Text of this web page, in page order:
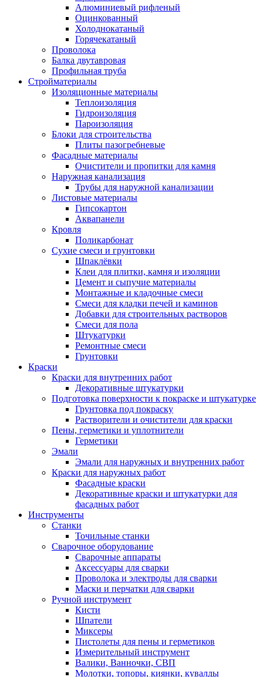
Алюминиевый рифленый
Оцинкованный
Холоднокатаный
Горячекатаный
Проволока
Балка двутавровая
Профильная труба
Стройматериалы
Изоляционные материалы
Теплоизоляция
Гидроизоляция
Пароизоляция
Блоки для строительства
Плиты пазогребневые
Фасадные материалы
Очистители и пропитки для камня
Наружная канализация
Трубы для наружной канализации
Листовые материалы
Гипсокартон
Аквапанели
Кровля
Поликарбонат
Сухие смеси и грунтовки
Шпаклёвки
Клеи для плитки, камня и изоляции
Цемент и сыпучие материалы
Монтажные и кладочные смеси
Смеси для кладки печей и каминов
Добавки для строительных растворов
Смеси для пола
Штукатурки
Ремонтные смеси
Грунтовки
Краски
Краски для внутренних работ
Декоративные штукатурки
Подготовка поверхности к покраске и штукатурке
Грунтовка под покраску
Растворители и очистители для краски
Пены, герметики и уплотнители
Герметики
Эмали
Эмали для наружных и внутренних работ
Краски для наружных работ
Фасадные краски
Декоративные краски и штукатурки для
фасадных работ
Инструменты
Станки
Точильные станки
Сварочное оборудование
Сварочные аппараты
Аксессуары для сварки
Проволока и электроды для сварки
Маски и перчатки для сварки
Ручной инструмент
Кисти
Шпатели
Миксеры
Пистолеты для пены и герметиков
Измерительный инструмент
Валики, Ванночки, СВП
Молотки, топоры, киянки, кувалды